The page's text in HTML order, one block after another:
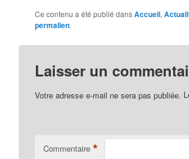
Ce contenu a été publié dansAccueil,
permalien.
Laisser un
Votre adresse e-mail ne sera pas publiée.
Commentaire *